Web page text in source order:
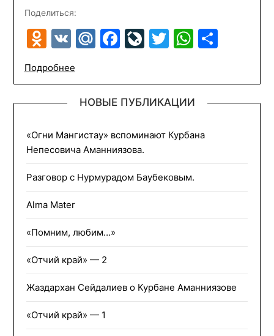
Поделиться:
Odnoklassniki
VKMail.Ru
Facebook
LiveJournal
Twitter
Подробнее
НОВЫЕ ПУБЛИКАЦИИ
«Огни Мангистау» вспоминают Курбана
Непесовича Аманниязова.
Разговор с Нурмурадом Баубековым.
Alma Mater
«Помним, любим…»
«Отчий край» — 2
Жаздархан Сейдалиев о Курбане Аманниязове
«Отчий край» — 1